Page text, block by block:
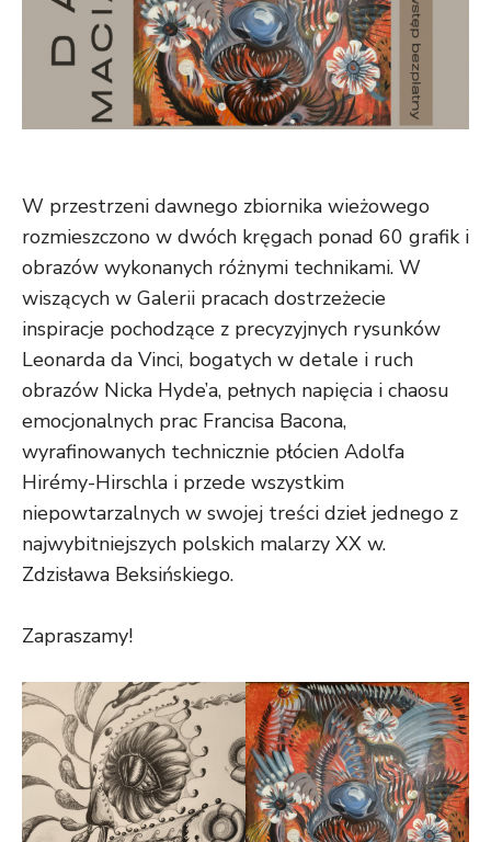
W przestrzeni dawnego zbiornika wieżowego
rozmieszczono w dwóch kręgach ponad 60 grafik i
obrazów wykonanych różnymi technikami. W
wiszących w Galerii pracach dostrzeżecie
inspiracje pochodzące z precyzyjnych rysunków
Leonarda da Vinci, bogatych w detale i ruch
obrazów Nicka Hyde’a, pełnych napięcia i chaosu
emocjonalnych prac Francisa Bacona,
wyrafinowanych technicznie płócien Adolfa
Hirémy-Hirschla i przede wszystkim
niepowtarzalnych w swojej treści dzieł jednego z
najwybitniejszych polskich malarzy XX w.
Zdzisława Beksińskiego.
Zapraszamy!